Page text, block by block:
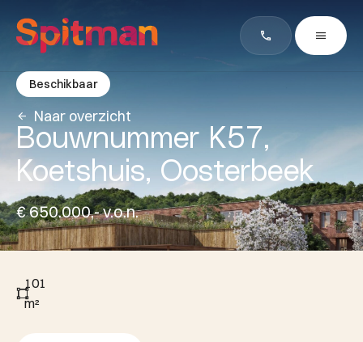
Naar overzicht
Beschikbaar
Bouwnummer K57,
Koetshuis, Oosterbeek
€ 650.000,- v.o.n.
101
m²